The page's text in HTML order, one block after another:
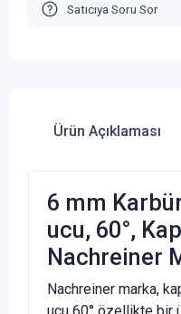
Satıcıya Soru Sor
Ürün Açıklaması
6 mm
ucu, 60°,
Nachreiner
Nachreiner marka,
ucu 60° özellikte bir